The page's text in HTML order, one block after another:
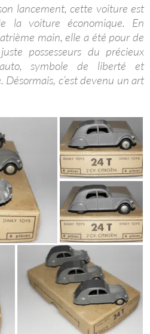
lancement, cette voiture est
la voiture économique. En
main, elle a été pour de
possesseurs du précieux
symbole de liberté et
Désormais, c’est devenu un art